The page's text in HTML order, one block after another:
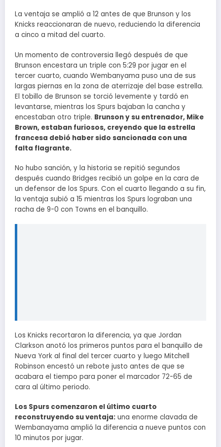
La ventaja se amplió a 12 antes de que Brunson y los
Knicks reaccionaran de nuevo, reduciendo la diferencia
a cinco a mitad del cuarto.
Un momento de controversia llegó después de que
Brunson encestara un triple con 5:29 por jugar en el
tercer cuarto, cuando Wembanyama puso una de sus
largas piernas en la zona de aterrizaje del base estrella.
El tobillo de Brunson se torció levemente y tardó en
levantarse, mientras los Spurs bajaban la cancha y
encestaban otro triple. Brunson y su entrenador, Mike
Brown, estaban furiosos, creyendo que la estrella
francesa debió haber sido sancionada con una
falta flagrante.
No hubo sanción, y la historia se repitió segundos
después cuando Bridges recibió un golpe en la cara de
un defensor de los Spurs. Con el cuarto llegando a su fin,
la ventaja subió a 15 mientras los Spurs lograban una
racha de 9-0 con Towns en el banquillo.
Los Knicks recortaron la diferencia, ya que Jordan
Clarkson anotó los primeros puntos para el banquillo de
Nueva York al final del tercer cuarto y luego Mitchell
Robinson encestó un rebote justo antes de que se
acabara el tiempo para poner el marcador 72-65 de
cara al último periodo.
Los Spurs comenzaron el último cuarto
reconstruyendo su ventaja: una enorme clavada de
Wembanayama amplió la diferencia a nueve puntos con
10 minutos por jugar.